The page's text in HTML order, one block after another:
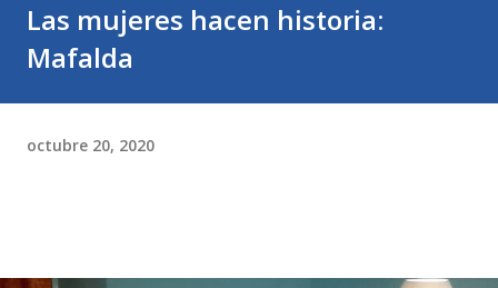
Las mujeres hacen historia:
Mafalda
octubre 20, 2020